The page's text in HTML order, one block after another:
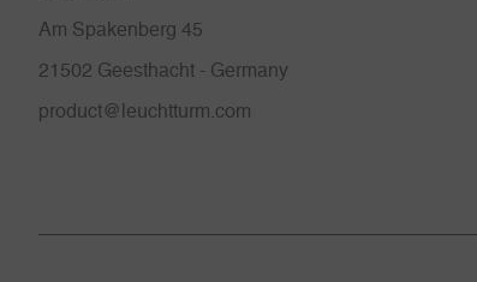
Am Spakenberg 45
21502 Geesthacht - Germany
product@leuchtturm.com